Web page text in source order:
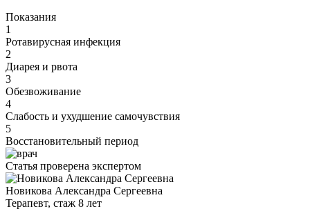
Показания
1
Ротавирусная инфекция
2
Диарея и рвота
3
Обезвоживание
4
Слабость и ухудшение самочувствия
5
Восстановительный период
Статья проверена экспертом
Новикова Александра Сергеевна
Терапевт, стаж 8 лет